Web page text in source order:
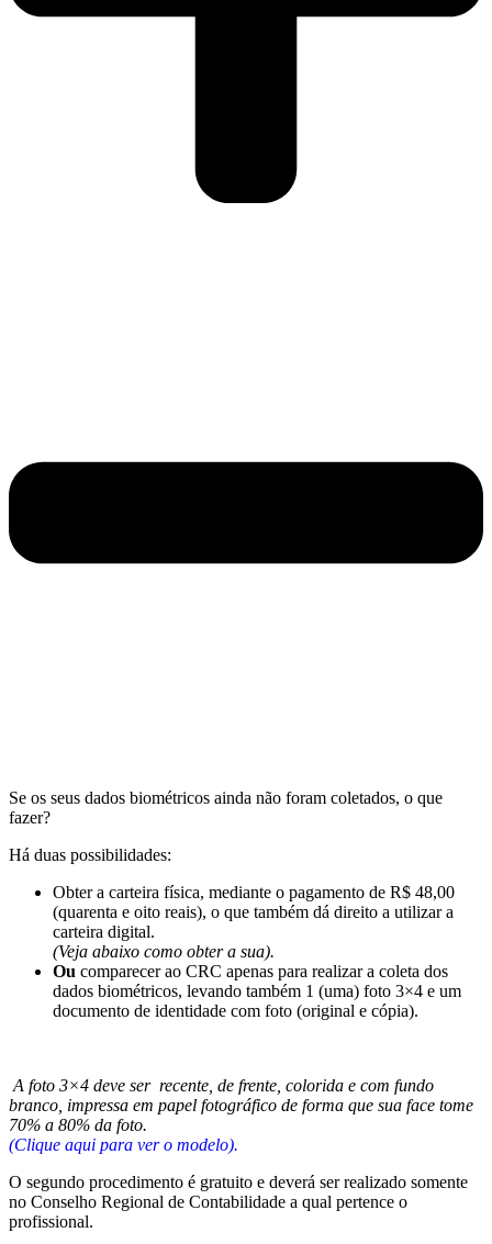
Se os seus dados biométricos ainda não foram coletados, o que
fazer?
Há duas possibilidades:
Obter a carteira física, mediante o pagamento de R$ 48,00
(quarenta e oito reais), o que também dá direito a utilizar a
carteira digital.
(Veja abaixo como obter a sua).
Ou comparecer ao CRC apenas para realizar a coleta dos
dados biométricos, levando também 1 (uma) foto 3×4 e um
documento de identidade com foto (original e cópia).
A foto 3×4 deve ser recente, de frente, colorida e com fundo
branco, impressa em papel fotográfico de forma que sua face tome
70% a 80% da foto.
(Clique aqui para ver o modelo).
O segundo procedimento é gratuito e deverá ser realizado somente
no Conselho Regional de Contabilidade a qual pertence o
profissional.